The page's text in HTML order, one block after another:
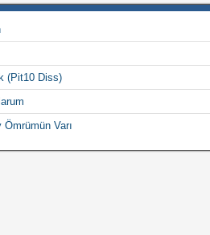
(Pit10 Diss)
Varı